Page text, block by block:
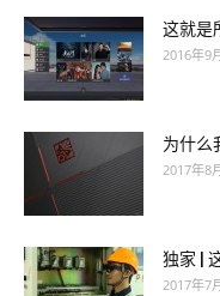
这就是
2016年9
为什么
2017年8
独家 |
2017年7